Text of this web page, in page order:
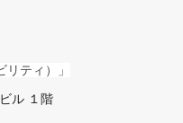
リティ）」
ル １階